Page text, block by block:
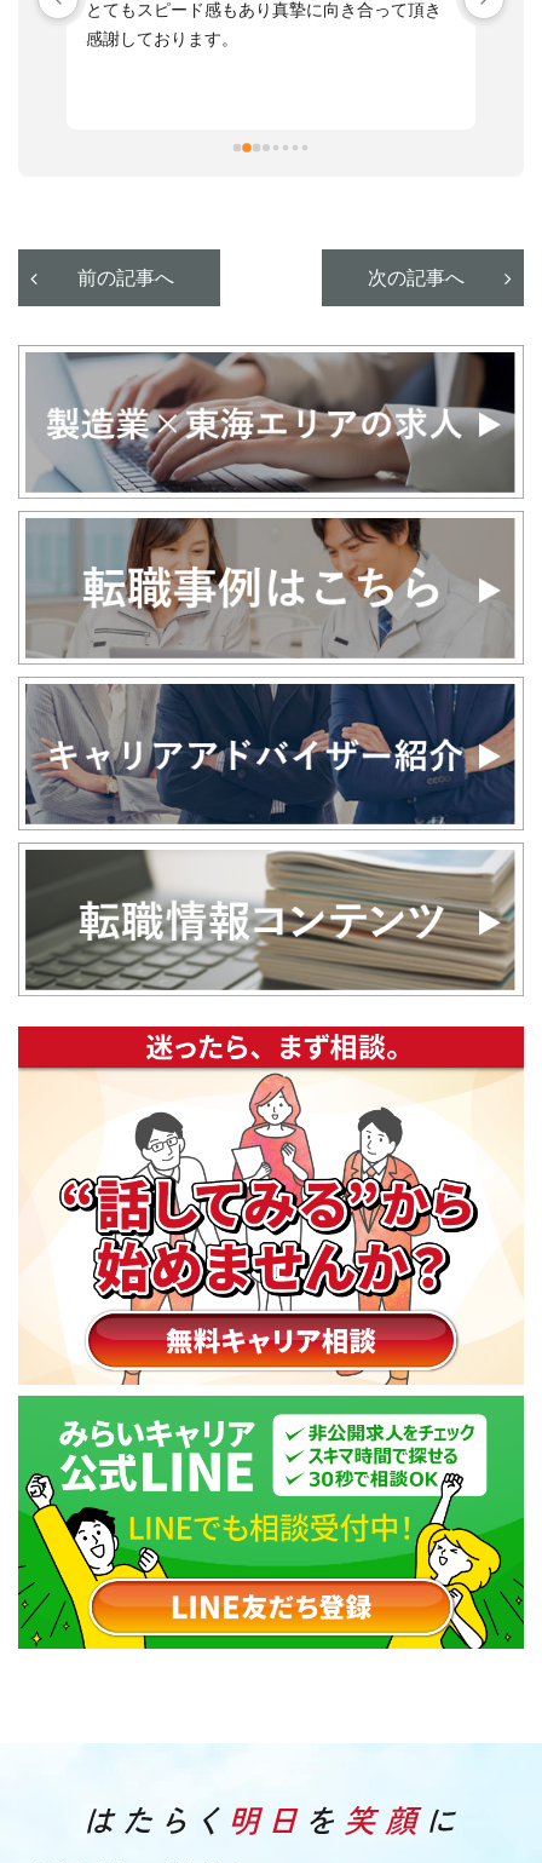
とてもスピード感もあり真摯に向き合って頂き
感謝しております。
前の記事へ 次の記事へ